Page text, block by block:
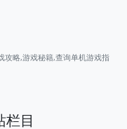
攻略,游戏秘籍,查询单机游戏指
栏目